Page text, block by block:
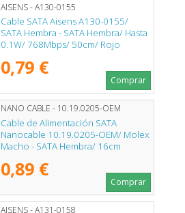
AISENS - A130-0155
Cable SATA Aisens A130-0155/
SATA Hembra - SATA Hembra/ Hasta
0.1W/ 768Mbps/ 50cm/ Rojo
0,79 €
Comprar
NANO CABLE - 10.19.0205-OEM
Cable de Alimentación SATA
Nanocable 10.19.0205-OEM/ Molex
Macho - SATA Hembra/ 16cm
0,89 €
Comprar
AISENS - A131-0158